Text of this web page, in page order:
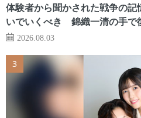
体験者から聞かされた戦争の
いでいくべき 錦織一清の手で
2026.08.03